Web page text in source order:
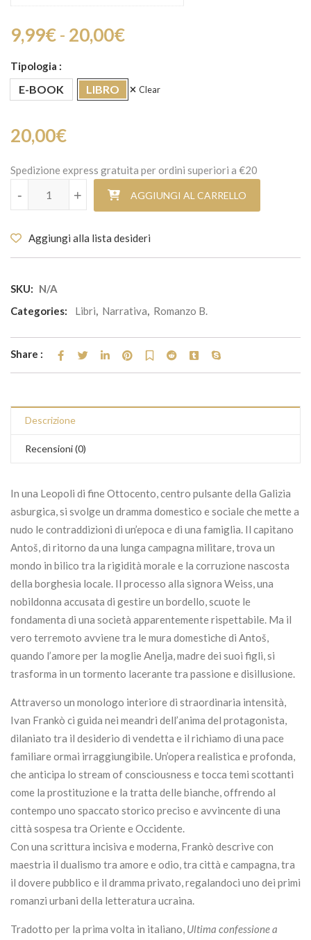
9,99€- 20,00€Fascia di prezzo: da
Tipologia
E-BOOK LIBRO Clear
20,00€
Spedizione express gratuita per ordini superiori a €20
Ultima confessione a Leopoli quantità
+
- AGGIUNGI AL CARRELLO
Aggiungi alla lista desideri
SKU: N/A
Categories:
Libri, Narrativa, Romanzo B.
Share :
Descrizione
Recensioni (0)
In una Leopoli di fine Ottocento, centro pulsante della Galizia
asburgica, si svolge un dramma domestico e sociale che mette a
nudo le contraddizioni di un’epoca e di una famiglia. Il capitano
Antoš, di ritorno da una lunga campagna militare, trova un
mondo in bilico tra la rigidità morale e la corruzione nascosta
della borghesia locale. Il processo alla signora Weiss, una
nobildonna accusata di gestire un bordello, scuote le
fondamenta di una società apparentemente rispettabile. Ma il
vero terremoto avviene tra le mura domestiche di Antoš,
quando l’amore per la moglie Anelja, madre dei suoi figli, si
trasforma in un tormento lacerante tra passione e disillusione.
Attraverso un monologo interiore di straordinaria intensità,
Ivan Frankò ci guida nei meandri dell’anima del protagonista,
dilaniato tra il desiderio di vendetta e il richiamo di una pace
familiare ormai irraggiungibile. Un’opera realistica e profonda,
che anticipa lo stream of consciousness e tocca temi scottanti
come la prostituzione e la tratta delle bianche, offrendo al
contempo uno spaccato storico preciso e avvincente di una
città sospesa tra Oriente e Occidente.
Con una scrittura incisiva e moderna, Frankò descrive con
maestria il dualismo tra amore e odio, tra città e campagna, tra
il dovere pubblico e il dramma privato, regalandoci uno dei primi
romanzi urbani della letteratura ucraina.
Tradotto per la prima volta in italiano, Ultima confessione a